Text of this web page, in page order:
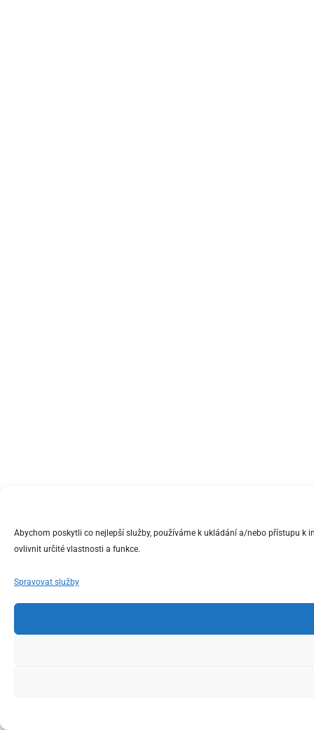
Abychom poskytli co nejlepší služby, používáme k ukládání a/nebo přístupu
ovlivnit určité vlastnosti a funkce.
Spravovat služby